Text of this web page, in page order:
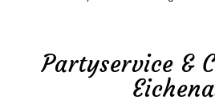
Partyservice &